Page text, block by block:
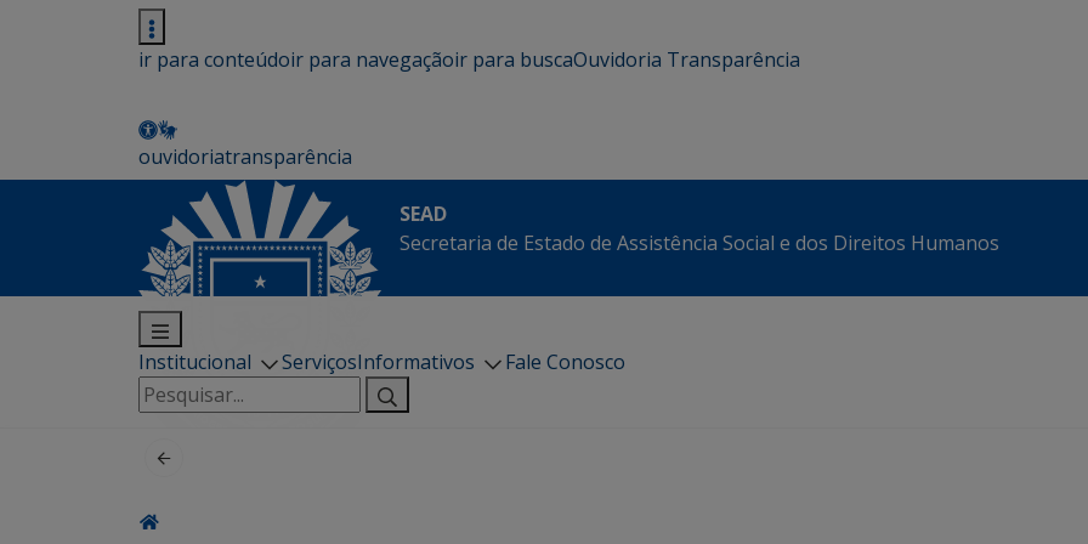
ir para conteúdoir para navegaçãoir para buscaOuvidoria Transparência
ouvidoriatransparência
SEAD
Secretaria de Estado de Assistência Social e dos Direitos Humanos
Institucional ServiçosInformativos
Fale Conosco
Pesquisar
por: